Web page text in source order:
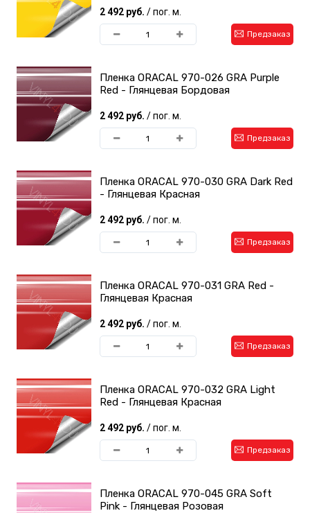
2 492 руб. / пог. м.
Предзаказ
Пленка ORACAL 970-026 GRA Purple
Red - Глянцевая Бордовая
2 492 руб. / пог. м.
Предзаказ
Пленка ORACAL 970-030 GRA Dark Red
- Глянцевая Красная
2 492 руб. / пог. м.
Предзаказ
Пленка ORACAL 970-031 GRA Red -
Глянцевая Красная
2 492 руб. / пог. м.
Предзаказ
Пленка ORACAL 970-032 GRA Light
Red - Глянцевая Красная
2 492 руб. / пог. м.
Предзаказ
Пленка ORACAL 970-045 GRA Soft
Pink - Глянцевая Розовая